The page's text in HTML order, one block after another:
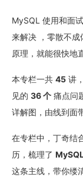
MySQL 使用和面
来解决 ，零散不
原理，就能很快地
本专栏一共 45 讲，
见的 36 个 痛点问
详解图，由线到面
在专栏中，丁奇结
历，梳理了
这条主线，带你缕